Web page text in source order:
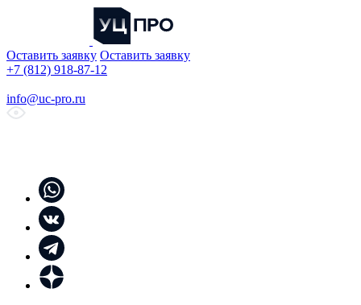
Оставить заявку Оставить заявку
+7 (812) 918-87-12
info@uc-pro.ru